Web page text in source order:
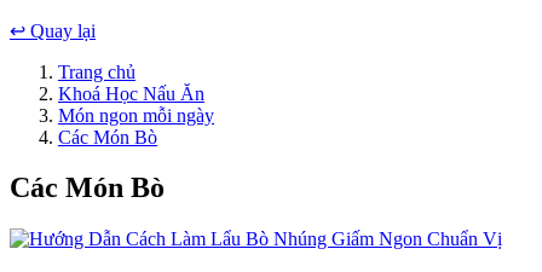
↩ Quay lại
Trang chủ
Khoá Học Nấu Ăn
Món ngon mỗi ngày
Các Món Bò
Các Món Bò